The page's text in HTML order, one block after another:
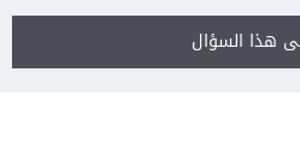
هذا السؤال